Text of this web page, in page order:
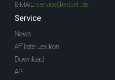
E-MAIL: service@adcell.de
Service
News
Affiliate-Lexikon
Download
API